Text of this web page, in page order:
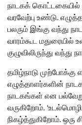
நாடகக் கொட்டகையில்
வரவேற்பு உண்டு.
பலரும் இங்கு வந்து
வாரம்கூட மதுரையில்
குழுவிலிருந்து
தமிழ்நாடு
எழுத்தாளர்களின்
நாடகங்கள் என
வருகிறோம்.
நிகழ்த்துகிறோம்.